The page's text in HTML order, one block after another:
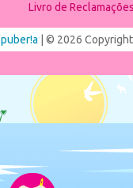
Livro de Reclamações
puber!a | © 2026